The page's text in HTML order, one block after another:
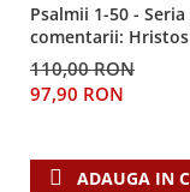
Psalmii 1-50 - Seria
comentarii:
centru
110,00 RON
97,90 RON
ADAUGA IN